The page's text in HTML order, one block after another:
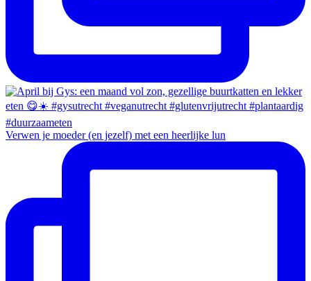
Verwen je moeder (en jezelf) met een heerlijke lun